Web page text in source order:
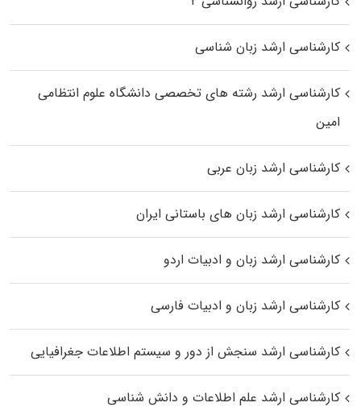
کارشناسی ارشد زبان شناسی
کارشناسی ارشد رﺷﺘﻪ ﻫﺎی تخصصی داﻧﺸﮕﺎه ﻋﻠﻮم انتظامی
اﻣﻴﻦ
کارشناسی ارشد زبان عربی
کارشناسی ارشد زبان‌ های باستانی ایران
کارشناسی ارشد زبان و ادبیات اردو
کارشناسی ارشد زبان و ادبیات فارسی
کارشناسی ارشد سنجش از دور و سیستم اطلاعات جغرافیایی
کارشناسی ارشد علم اطلاعات و دانش شناسی